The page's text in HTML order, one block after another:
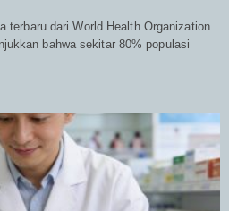
terbaru dari World Health Organization
bahwa sekitar 80% populasi